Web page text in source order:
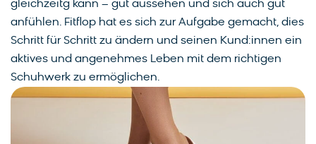
gleichzeitg kann – gut aussehen und sich auch gut
anfühlen. Fitflop hat es sich zur Aufgabe gemacht, dies
Schritt für Schritt zu ändern und seinen Kund:innen ein
aktives und angenehmes Leben mit dem richtigen
Schuhwerk zu ermöglichen.